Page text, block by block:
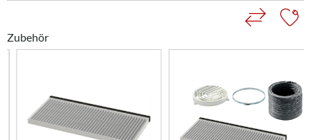
Zubehör